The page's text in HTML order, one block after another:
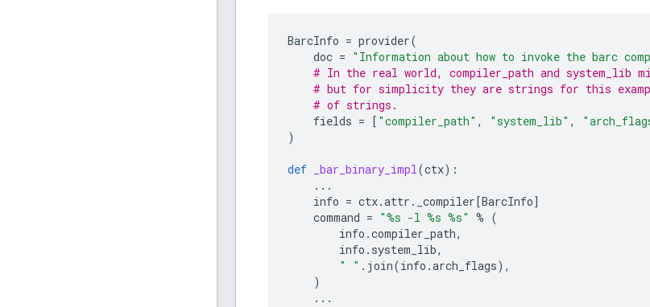
BarcInfo = provider(
doc = "Information about how to invoke the barc
# In the real world, compiler_path and system_lib
# but for simplicity they are strings for this
# of strings.
fields = [ "compiler_path" , "system_lib" ,
)
def _bar_binary_impl(ctx):
...
info = ctx.attr . _compiler[BarcInfo]
command = "%s -l %s %s" % (
info .compiler_path,
info . system_lib,
" " . join(info .arch_flags),
)
...